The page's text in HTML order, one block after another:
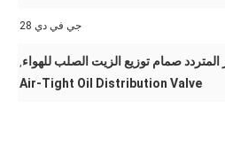
جي في دي 28
صمام توزيع الزيت الصلب للهواء,
Air-Tight Oil Distribution Valve